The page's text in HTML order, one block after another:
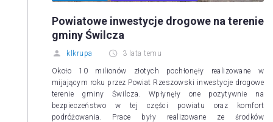
Powiatowe inwestycje drogowe na terenie
gminy Świlcza
klkrupa 3 lata temu
Około 10 milionów złotych pochłonęły realizowane w
mijającym roku przez Powiat Rzeszowski inwestycje drogowe
terenie gminy Świlcza. Wpłynęły one pozytywnie na
bezpieczeństwo w tej części powiatu oraz komfort
podróżowania. Prace były realizowane ze środków